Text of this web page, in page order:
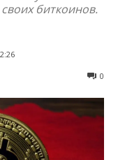
биткоинов.
0